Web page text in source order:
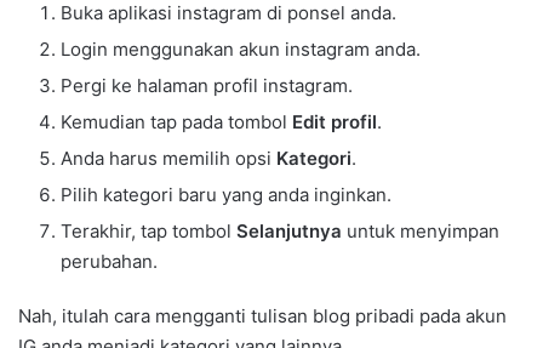
Buka aplikasi instagram di ponsel anda.
Login menggunakan akun instagram anda.
Pergi ke halaman profil instagram.
Kemudian tap pada tombol Edit profil.
Anda harus memilih opsi Kategori.
Pilih kategori baru yang anda inginkan.
Terakhir, tap tombol Selanjutnya untuk menyimpan
perubahan.
Nah, itulah cara mengganti tulisan blog pribadi pada akun